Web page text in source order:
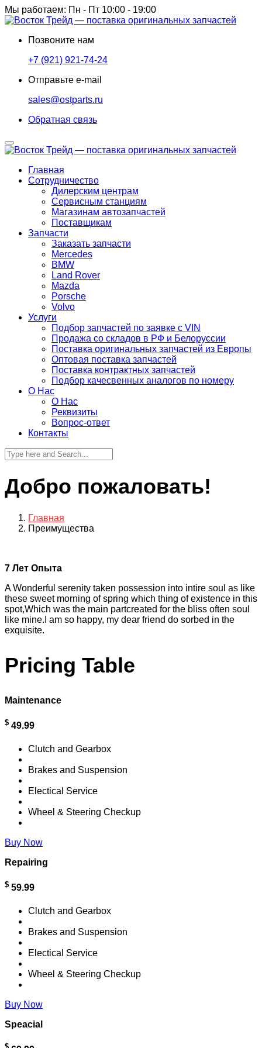
Мы работаем: Пн - Пт 10:00 - 19:00
Позвоните нам
+7 (921) 921-74-24
Отправьте e-mail
sales@ostparts.ru
Обратная связь
Главная
Сотрудничество
Дилерским центрам
Сервисным станциям
Магазинам автозапчастей
Поставщикам
Запчасти
Заказать запчасти
Mercedes
BMW
Land Rover
Mazda
Porsche
Volvo
Услуги
Подбор запчастей по заявке с VIN
Продажа со складов в РФ и Белоруссии
Поставка оригинальных запчастей из Европы
Оптовая поставка запчастей
Поставка контрактных запчастей
Подбор качесвенных аналогов по номеру
О Нас
О Нас
Реквизиты
Вопрос-ответ
Контакты
Добро пожаловать!
Главная
Преимущества
7 Лет Опыта
A Wonderful serenity taken possession into intire soul as like
these sweet morning of spring which thing of existence in this
spot,Which was the main partcreated for the bliss often soul
like mine.I am so happy, my dear friend do sorbed in the
exquisite.
Pricing Table
Maintenance
$ 49.99
Clutch and Gearbox
Brakes and Suspension
Electical Service
Wheel & Steering Checkup
Buy Now
Repairing
$ 59.99
Clutch and Gearbox
Brakes and Suspension
Electical Service
Wheel & Steering Checkup
Buy Now
Speacial